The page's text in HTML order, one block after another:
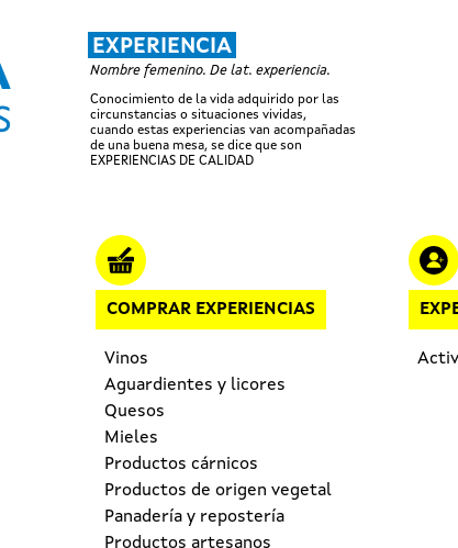
EXPERIENCIA
Nombre femenino. De lat. experiencia.
Conocimiento de la vida adquirido por las
circunstancias o situaciones vividas,
cuando estas experiencias van acompañadas
de una buena mesa, se dice que son
EXPERIENCIAS DE CALIDAD
COMPRAR EXPERIENCIAS
Vinos
Aguardientes y licores
Quesos
Mieles
Productos cárnicos
Productos de origen vegetal
Panadería y repostería
Productos artesanos